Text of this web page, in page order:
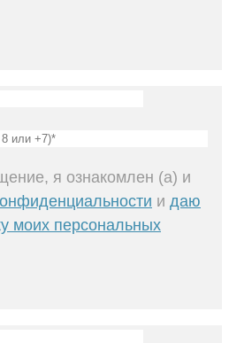
я ознакомлен (а) и
и даю
моих персональных